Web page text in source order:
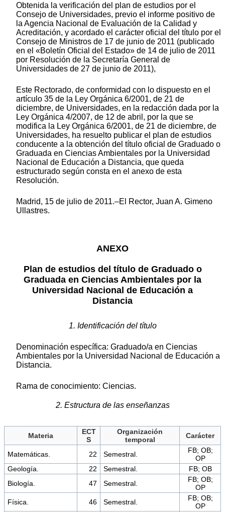
Obtenida la verificación del plan de estudios por el
Consejo de Universidades, previo el informe positivo de
la Agencia Nacional de Evaluación de la Calidad y
Acreditación, y acordado el carácter oficial del título por el
Consejo de Ministros de 17 de junio de 2011 (publicado
en el «Boletín Oficial del Estado» de 14 de julio de 2011
por Resolución de la Secretaría General de
Universidades de 27 de junio de 2011),
Este Rectorado, de conformidad con lo dispuesto en el
artículo 35 de la Ley Orgánica 6/2001, de 21 de
diciembre, de Universidades, en la redacción dada por la
Ley Orgánica 4/2007, de 12 de abril, por la que se
modifica la Ley Orgánica 6/2001, de 21 de diciembre, de
Universidades, ha resuelto publicar el plan de estudios
conducente a la obtención del título oficial de Graduado o
Graduada en Ciencias Ambientales por la Universidad
Nacional de Educación a Distancia, que queda
estructurado según consta en el anexo de esta
Resolución.
Madrid, 15 de julio de 2011.–El Rector, Juan A. Gimeno
Ullastres.
ANEXO
Plan de estudios del título de Graduado o
Graduada en Ciencias Ambientales por la
Universidad Nacional de Educación a
Distancia
1. Identificación del título
Denominación específica: Graduado/a en Ciencias
Ambientales por la Universidad Nacional de Educación a
Distancia.
Rama de conocimiento: Ciencias.
2. Estructura de las enseñanzas
Materia
ECT
S
Organización
temporal
Carácter
Matemáticas. 22 Semestral.
FB; OB;
OP
Geología.
22 Semestral.
FB; OB
Biología.
47 Semestral.
FB; OB;
OP
Física.
46 Semestral.
FB; OB;
OP